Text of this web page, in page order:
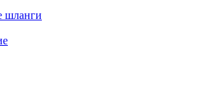
шланги